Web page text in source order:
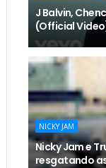
J Balvin,
(Official
NICKY JAM
Nicky Jam e
resgatando